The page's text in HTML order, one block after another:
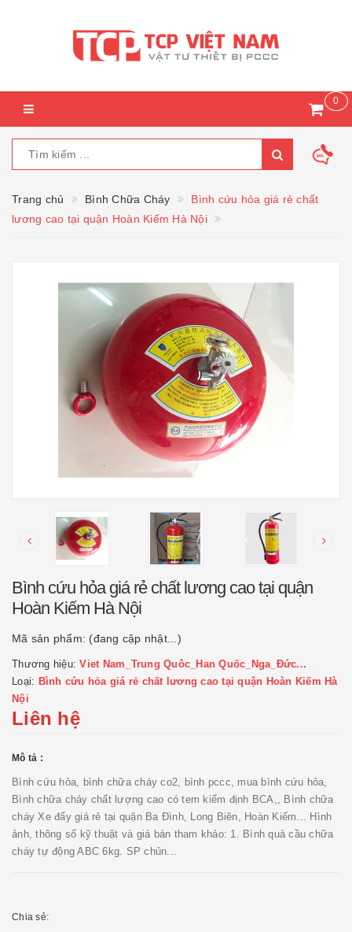
0
Trang chủ Bình Chữa Cháy
Bình cứu hỏa giá rẻ chất
lương cao tại quận Hoàn Kiếm Hà Nội
Bình cứu hỏa giá rẻ chất lương cao tại quận
Hoàn Kiếm Hà Nội
Mã sản phẩm: (đang cập nhật...)
Thương hiệu:Viet Nam_Trung Quôc_Han Quốc_Nga_Đức...
Loại: Bình cứu hỏa giá rẻ chất lương cao tại quận Hoàn Kiếm Hà
Nội
Liên hệ
Mô tả :
Bình cứu hỏa, bình chữa cháy co2, bình pccc, mua bình cứu hỏa,
Bình chữa cháy chất lượng cao có tem kiểm định BCA,, Bình chữa
cháy Xe đẩy giá rẻ tại quận Ba Đình, Long Biên, Hoàn Kiếm... Hình
ảnh, thông số kỹ thuật và giá bán tham khảo: 1. Bình quả cầu chữa
cháy tự động ABC 6kg. SP chủn...
Chia sẻ: